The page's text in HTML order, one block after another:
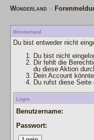
Wonderland »
Wonderland
Du bist entweder nicht
Du bist nicht
Dir fehlt die
du diese Aktion
Dein Account
Du rufst diese
Login
Benutzername:
Passwort: